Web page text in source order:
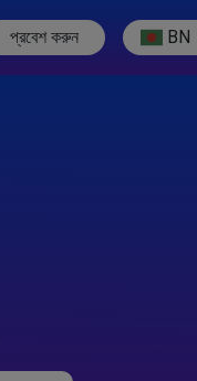
প্রবেশ করুন BN